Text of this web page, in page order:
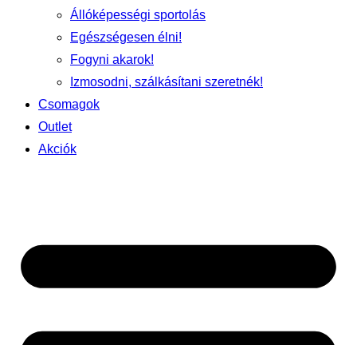
Állóképességi sportolás
Egészségesen élni!
Fogyni akarok!
Izmosodni, szálkásítani szeretnék!
Csomagok
Outlet
Akciók